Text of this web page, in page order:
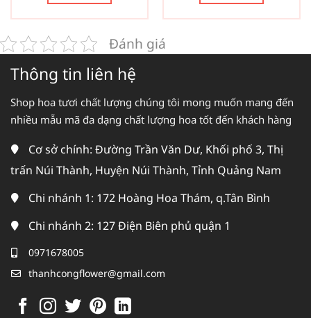
Đánh giá
Thông tin liên hệ
Shop hoa tươi chất lượng chúng tôi mong muốn mang đến
nhiều mẫu mã đa dạng chất lượng hoa tốt đến khách hàng
Cơ sở chính: Đường Trần Văn Dư, Khối phố 3, Thị
trấn Núi Thành, Huyện Núi Thành, Tỉnh Quảng Nam
Chi nhánh 1: 172 Hoàng Hoa Thám, q.Tân Bình
Chi nhánh 2: 127 Điện Biên phủ quận 1
0971678005
thanhcongflower@gmail.com